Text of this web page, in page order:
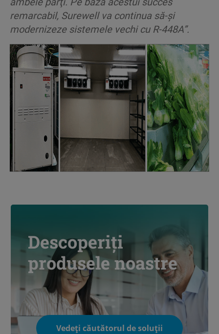
remarcabil, Surewell va continua să-şi
modernizeze sistemele vechi cu R-448A”.
Descoperiți
produsele noastre
Vedeți căutătorul de soluții